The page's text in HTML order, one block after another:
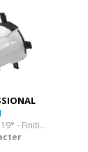
Optique pour ELP 19° - Finition Blanche